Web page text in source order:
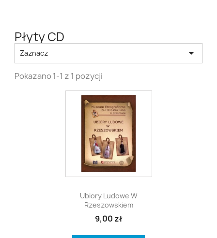
Płyty CD
Zaznacz 
Pokazano 1-1 z 1 pozycji
Szybki podgląd
Ubiory Ludowe W
Rzeszowskiem
9,00 zł